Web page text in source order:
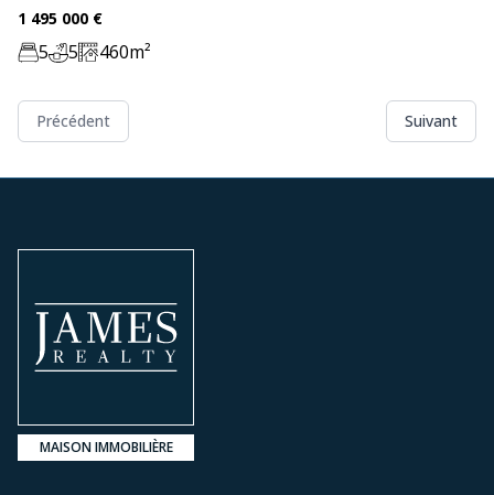
Price:
1 495 000 €
Chambre:
5Bathrooms:
5Zone:
460m²
Précédent Suivant
MAISON IMMOBILIÈRE